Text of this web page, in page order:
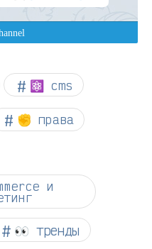
⚛ cms
✊ права
и
👀 тренды